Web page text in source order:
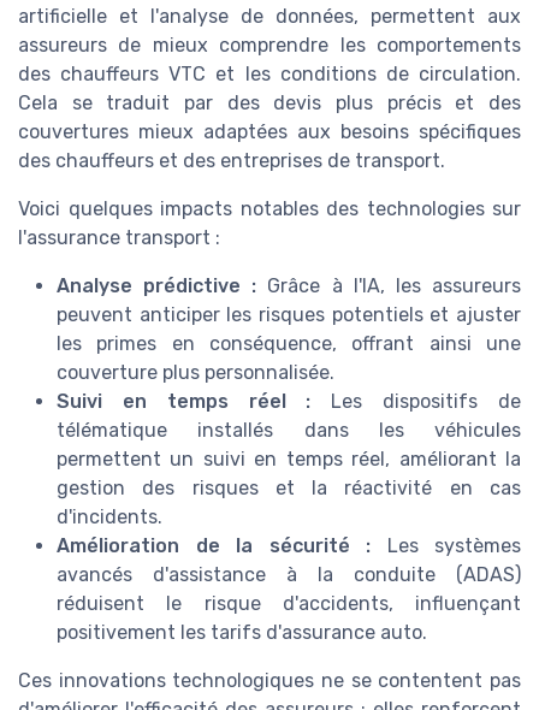
artificielle et l'analyse de données, permettent aux
assureurs de mieux comprendre les comportements
des chauffeurs VTC et les conditions de circulation.
Cela se traduit par des devis plus précis et des
couvertures mieux adaptées aux besoins spécifiques
des chauffeurs et des entreprises de transport.
Voici quelques impacts notables des technologies sur
l'assurance transport :
Analyse prédictive : Grâce à l'IA, les assureurs
peuvent anticiper les risques potentiels et ajuster
les primes en conséquence, offrant ainsi une
couverture plus personnalisée.
Suivi en temps réel : Les dispositifs de
télématique installés dans les véhicules
permettent un suivi en temps réel, améliorant la
gestion des risques et la réactivité en cas
d'incidents.
Amélioration de la sécurité : Les systèmes
avancés d'assistance à la conduite (ADAS)
réduisent le risque d'accidents, influençant
positivement les tarifs d'assurance auto.
Ces innovations technologiques ne se contentent pas